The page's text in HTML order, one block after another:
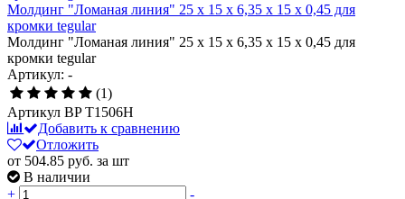
Молдинг "Ломаная линия" 25 x 15 x 6,35 x 15 x 0,45 для
кромки tegular
Молдинг "Ломаная линия" 25 x 15 x 6,35 x 15 x 0,45 для
кромки tegular
Артикул: -
(1)
Артикул BP T1506H
Добавить к сравнению
Отложить
от 504.85 руб. за шт
В наличии
+
-